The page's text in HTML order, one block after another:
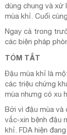
dùng chung và xử
mùa khỉ. Cuối
Ngay cả trong
các biện pháp
TÓM TẮT
Đậu mùa khỉ là
các triệu chứng
mùa nhưng có xu
Bởi vì đậu mùa
vắc-xin bệnh đậu
khỉ. FDA hiện